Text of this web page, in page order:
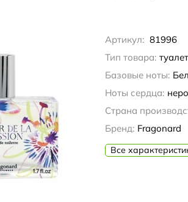
Артикул: 81996
Тип товара:
Базовые ноты:
Ноты сердца:
Страна
Бренд: Fragonard
Все